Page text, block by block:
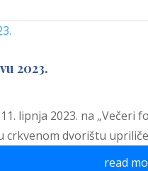
2023.
lipnja 2023. na
crkvenom dvorištu
read